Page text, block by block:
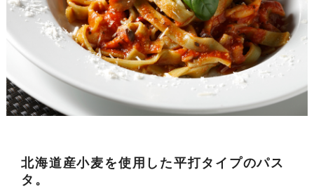
北海道産小麦を使用した平打タイプのパス
タ。